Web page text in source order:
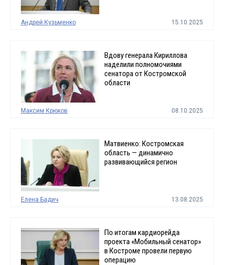
Андрей Кузьменко 15.10.2025
Вдову генерала Кириллова
наделили полномочиями
сенатора от Костромской
области
Максим Крюков 08.10.2025
Матвиенко: Костромская
область — динамично
развивающийся регион
Елена Бадич 13.08.2025
По итогам кардиорейда
проекта «Мобильный сенатор»
в Костроме провели первую
операцию